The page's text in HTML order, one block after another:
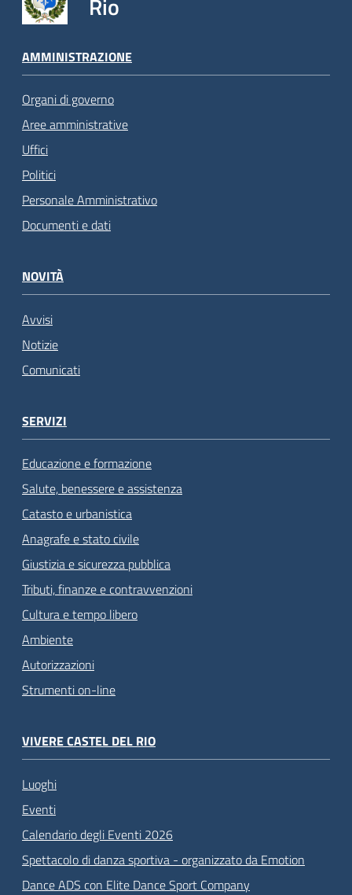
Rio
AMMINISTRAZIONE
Organi di governo
Aree amministrative
Uffici
Politici
Personale Amministrativo
Documenti e dati
NOVITÀ
Avvisi
Notizie
Comunicati
SERVIZI
Educazione e formazione
Salute, benessere e assistenza
Catasto e urbanistica
Anagrafe e stato civile
Giustizia e sicurezza pubblica
Tributi, finanze e contravvenzioni
Cultura e tempo libero
Ambiente
Autorizzazioni
Strumenti on-line
VIVERE CASTEL DEL RIO
Luoghi
Eventi
Calendario degli Eventi 2026
Spettacolo di danza sportiva - organizzato da Emotion
Dance ADS con Elite Dance Sport Company